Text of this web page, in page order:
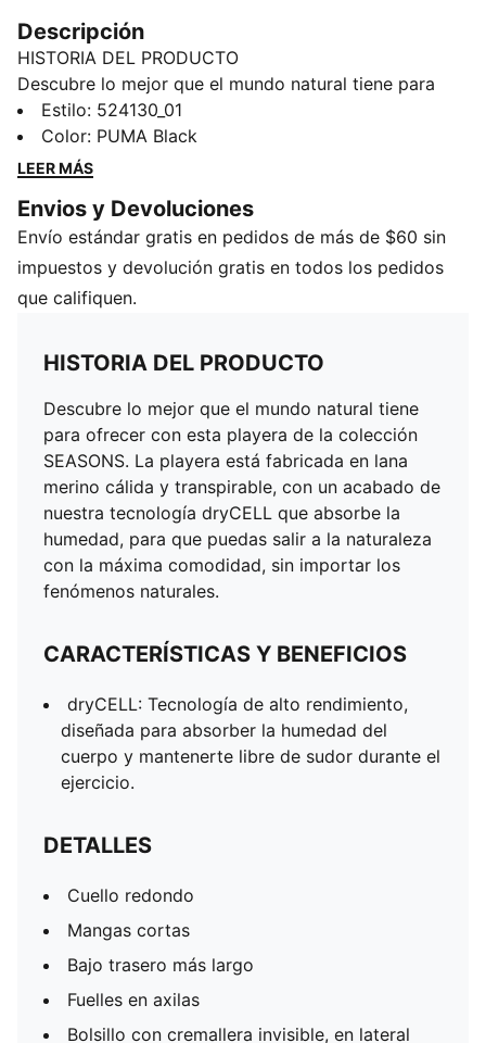
Descripción
HISTORIA DEL PRODUCTO
Descubre lo mejor que el mundo natural tiene para
ofrecer con esta playera de la colección SEASONS. La
playera está fabricada en lana merino cálida y
transpirable, con un acabado de nuestra tecnología
salir a la naturaleza con la máxima comodidad, sin
importar los fenómenos naturales.
CARACTERÍSTICAS Y BENEFICIOS
dryCELL: Tecnología de alto rendimiento, diseñada
DETALLES
Cuello redondo
Mangas cortas
Bajo trasero más largo
Fuelles en axilas
Bolsillo con cremallera invisible, en lateral trasero
Largo: Regular
Corte semi-ajustado
Jersey simple
Estilo: 524130_01
Color: PUMA Black
LEER MÁS
Envios y Devoluciones
Envío estándar gratis en pedidos de más de $60 sin
impuestos y devolución gratis en todos los pedidos
que califiquen.
HISTORIA DEL PRODUCTO
Descubre lo mejor que el mundo natural tiene
para ofrecer con esta playera de la colección
SEASONS. La playera está fabricada en lana
merino cálida y transpirable, con un acabado de
nuestra tecnología dryCELL que absorbe la
humedad, para que puedas salir a la naturaleza
con la máxima comodidad, sin importar los
fenómenos naturales.
CARACTERÍSTICAS Y BENEFICIOS
dryCELL: Tecnología de alto rendimiento,
diseñada para absorber la humedad del
cuerpo y mantenerte libre de sudor durante el
ejercicio.
DETALLES
Cuello redondo
Mangas cortas
Bajo trasero más largo
Fuelles en axilas
Bolsillo con cremallera invisible, en lateral